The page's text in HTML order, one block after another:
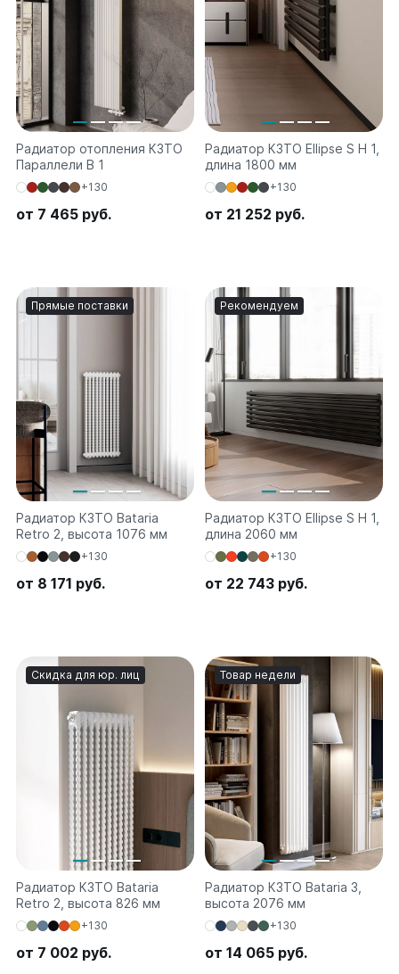
Радиатор отопления КЗТО
Параллели В 1
+130
от 7 465 руб.
Радиатор КЗТО Ellipse S H 1,
длина 1800 мм
+130
от 21 252 руб.
Прямые поставки
Радиатор КЗТО Bataria
Retro 2, высота 1076 мм
+130
от 8 171 руб.
Рекомендуем
Радиатор КЗТО Ellipse S H 1,
длина 2060 мм
+130
от 22 743 руб.
Скидка для юр. лиц
Радиатор КЗТО Bataria
Retro 2, высота 826 мм
+130
от 7 002 руб.
Товар недели
Радиатор КЗТО Bataria 3,
высота 2076 мм
+130
от 14 065 руб.